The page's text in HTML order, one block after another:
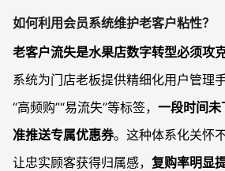
如何利用会员系统维护老客户粘性？
老客户流失是水果店数字转型必须攻
系统为门店老板提供精细化用户管理
“高频购”“易流失”等标签， 一段时间未
准推送专属优惠券。这种体系化关怀
让忠实顾客获得归属感， 复购率明显